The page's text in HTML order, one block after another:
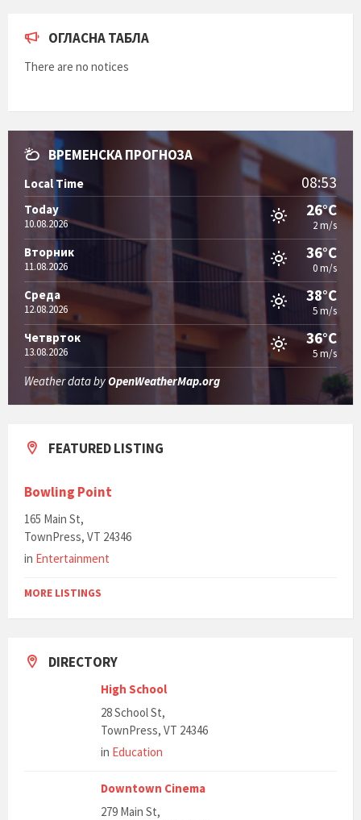
ОГЛАСНА ТАБЛА
There are no notices
ВРЕМЕНСКА ПРОГНОЗА
Local Time 08:53
Today
10.08.2026
26°C
2 m/s
Вторник
11.08.2026
36°C
0 m/s
Среда
12.08.2026
38°C
5 m/s
Четврток
13.08.2026
36°C
5 m/s
Weather data byOpenWeatherMap.org
FEATURED LISTING
Bowling Point
165 Main St,
TownPress, VT 24346
in Entertainment
MORE LISTINGS
DIRECTORY
High School
28 School St,
TownPress, VT 24346
in Education
Downtown Cinema
279 Main St,